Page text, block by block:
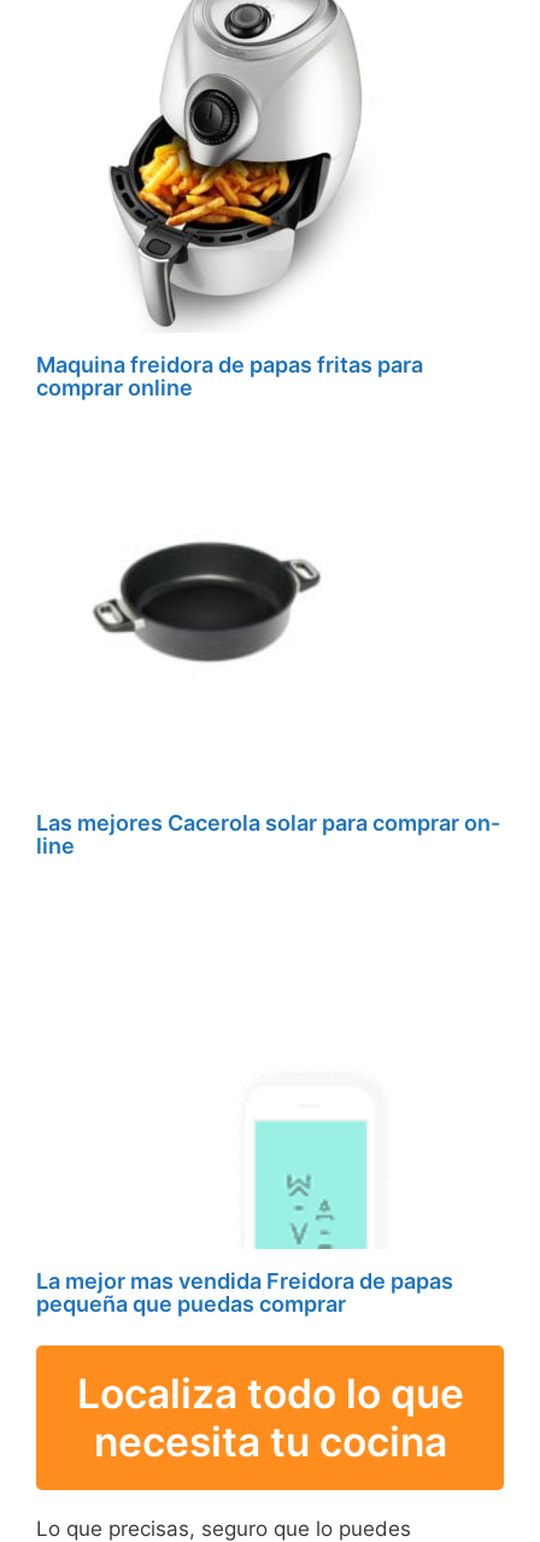
Maquina freidora de papas fritas para
comprar online
Las mejores Cacerola solar para comprar on-
line
La mejor mas vendida Freidora de papas
pequeña que puedas comprar
Localiza todo lo que
necesita tu cocina
Lo que precisas, seguro que lo puedes